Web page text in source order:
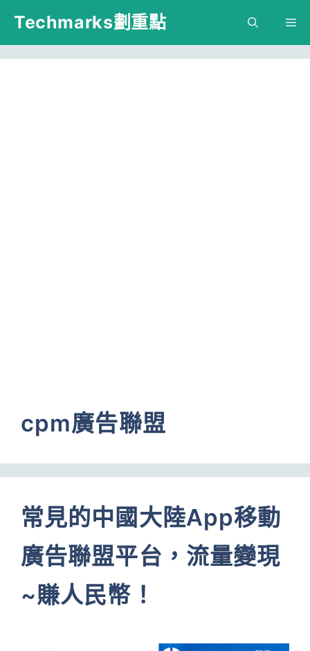
跳
主
Techmarks劃重點
cpm廣告聯盟
常見的中國大陸App移動
廣告聯盟平台，流量變現
~賺人民幣！